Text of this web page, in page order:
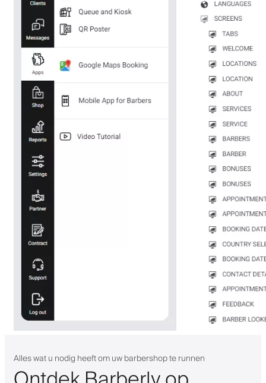
Alles wat u nodig heeft om uw barbershop te runnen